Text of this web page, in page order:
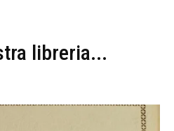
libreria...